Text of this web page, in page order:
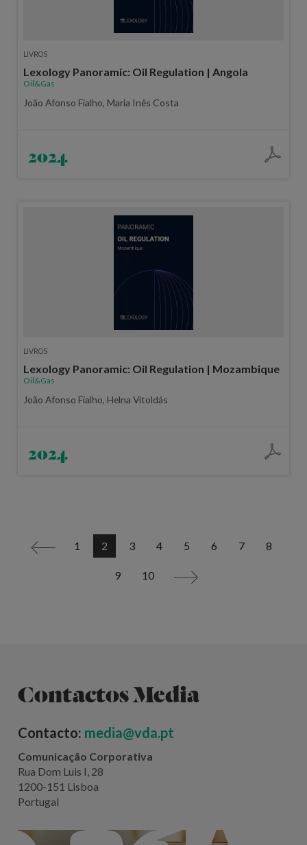
LIVROS
Lexology Panoramic: Oil Regulation | Angola
Oil&Gas
João Afonso Fialho, Maria Inês Costa
2024
LIVROS
Lexology Panoramic: Oil Regulation | Mozambique
Oil&Gas
João Afonso Fialho, Helna Vitoldás
2024
< 1 2 3 4 5 6 7 8
9 10 >
Contactos Media
Contacto: media@vda.pt
Comunicação Corporativa
Rua Dom Luis I, 28
1200-151 Lisboa
Portugal